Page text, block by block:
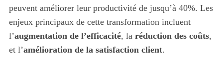
peuvent améliorer leur productivité de jusqu’à 40%. Les
enjeux principaux de cette transformation incluent
l’augmentation de l’efficacité, la réduction des coûts,
et l’amélioration de la satisfaction client.